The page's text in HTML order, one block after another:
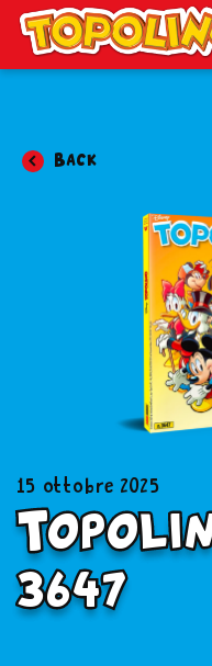
Back
15 ottobre 2025
3647